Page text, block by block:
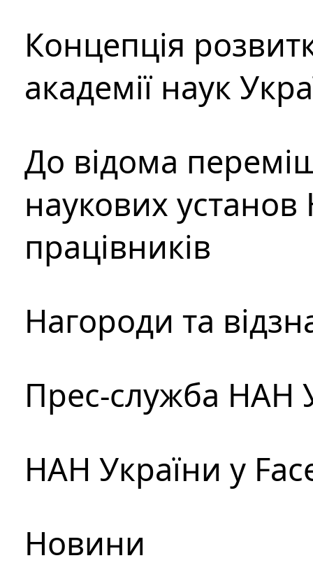
Концепція
академії наук
До відома
наукових установ
працівників
Нагороди та
Прес-служба НАН
НАН України у
Новини